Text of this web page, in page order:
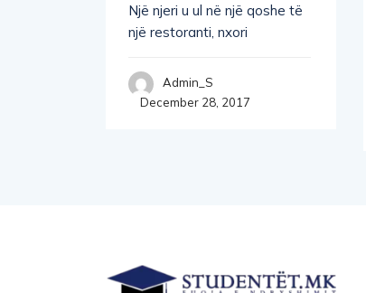
Një njeri u ul në një qoshe të
një restoranti, nxori
Admin_S
December 28, 2017